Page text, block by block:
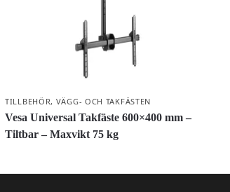
TILLBEHÖR, VÄGG- OCH TAKFÄSTEN
Vesa Universal Takfäste 600×400 mm –
Tiltbar – Maxvikt 75 kg